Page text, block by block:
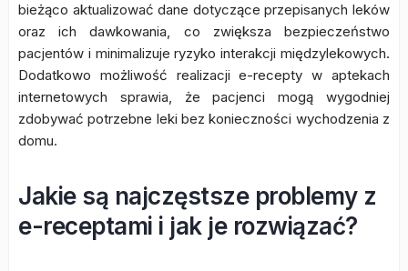
bieżąco aktualizować dane dotyczące przepisanych leków
oraz ich dawkowania, co zwiększa bezpieczeństwo
pacjentów i minimalizuje ryzyko interakcji międzylekowych.
Dodatkowo możliwość realizacji e-recepty w aptekach
internetowych sprawia, że pacjenci mogą wygodniej
zdobywać potrzebne leki bez konieczności wychodzenia z
domu.
Jakie są najczęstsze problemy z
e-receptami i jak je rozwiązać?